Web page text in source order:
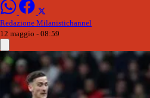
Redazione Milanistichannel
12 maggio - 08:59